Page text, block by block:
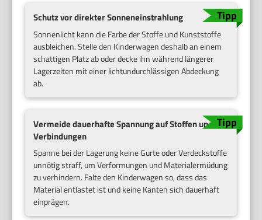
Schutz vor direkter Sonneneinstrahlung
Sonnenlicht kann die Farbe der Stoffe und Kunststoffe
ausbleichen. Stelle den Kinderwagen deshalb an einem
schattigen Platz ab oder decke ihn während längerer
Lagerzeiten mit einer lichtundurchlässigen Abdeckung
ab.
Vermeide dauerhafte Spannung auf Stoffen und
Verbindungen
Spanne bei der Lagerung keine Gurte oder Verdeckstoffe
unnötig straff, um Verformungen und Materialermüdung
zu verhindern. Falte den Kinderwagen so, dass das
Material entlastet ist und keine Kanten sich dauerhaft
einprägen.